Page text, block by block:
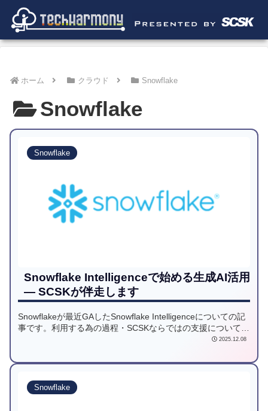
ホーム クラウド Snowflake
Snowflake
Snowflake
Snowflake Intelligenceで始める生成AI活用
― SCSKが伴走します
Snowflakeが最近GAしたSnowflake Intelligenceについての記
事です。利用する為の過程・SCSKならではの支援について案
2025.12.08
Snowflake